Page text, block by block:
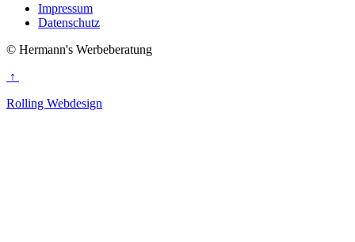
Impressum
Datenschutz
© Hermann's Werbeberatung
↑
Rolling Webdesign